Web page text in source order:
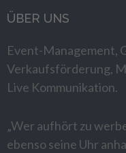
ÜBER UNS
Event-Management,
Verkaufsförderung,
Live Kommunikation.
„Wer aufhört zu
ebenso seine Uhr